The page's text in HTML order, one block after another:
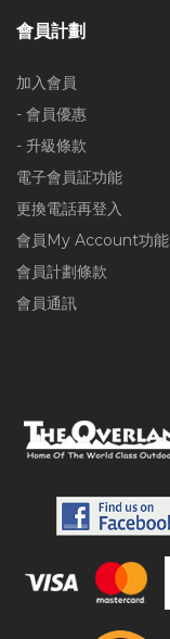
會員計劃
加入會員
- 會員優惠
- 升級條款
電子會員証功能
更換電話再登入
會員My Account功能
會員計劃條款
會員通訊